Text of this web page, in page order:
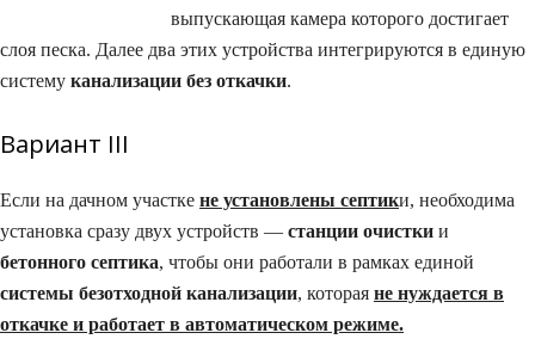
выпускающая камера которого достигает
слоя песка. Далее два этих устройства интегрируются в единую
систему канализации без откачки.
Вариант I​II
Если на дачном участке не установлены септики, необходима
установка сразу двух устройств — станции очистки и
бетонного септика, чтобы они работали в рамках единой
системы безотходной канализации, которая не нуждается в
откачке и работает в автоматическом режиме.